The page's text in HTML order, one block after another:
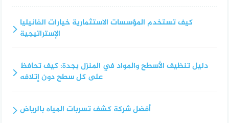
كيف تستخدم المؤسسات الاستثمارية خيارات الفانيليا
الإستراتيجية
دليل تنظيف الأسطح والمواد في المنزل بجدة: كيف تحافظ
على كل سطح دون إتلافه
أفضل شركة كشف تسربات المياه بالرياض